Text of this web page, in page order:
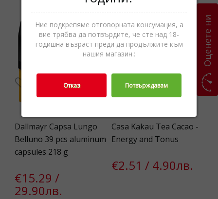
Dallmayr Capsa Lungo
Belluno 39 pcs aluminum
capsules 218 g
€15.29 /
29.90лв.
Casa Kakau Tea Cacao -
Energy and Tonus
€2.51 / 4.90лв.
Оценете ни
Ние подкрепяме отговорната консумация, а
вие трябва да потвърдите, че сте над 18-
годишна възраст преди да продължите към
нашия магазин.:
Отказ Потвърждавам